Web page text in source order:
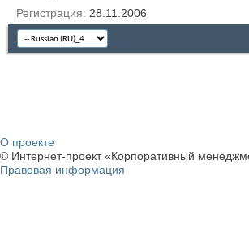
Регистрация
28.11.2006
О проекте
© Интернет-проект «Корпоративный
Правовая информация